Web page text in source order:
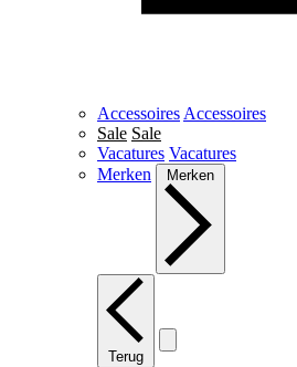
Accessoires Accessoires
Sale Sale
Vacatures Vacatures
Merken
Merken
Terug